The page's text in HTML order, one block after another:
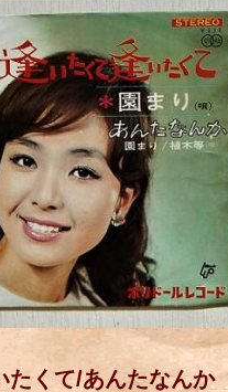
たくて/あんたなんか